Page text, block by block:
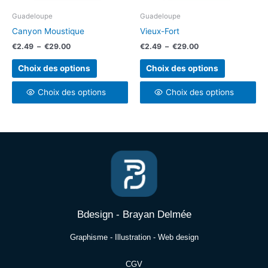
Guadeloupe
Canyon Moustique
€2.49 – €29.00
Choix des options
produit
Choix des options
Guadeloupe
Vieux-Fort
€2.49 – €29.00
Choix des options
produit
Choix des options
Bdesign - Brayan Delmée
Graphisme - Illustration - Web design
CGV